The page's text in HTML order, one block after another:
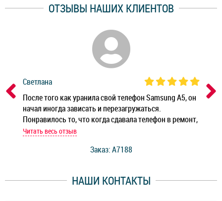
ОТЗЫВЫ НАШИХ КЛИЕНТОВ
Светлана
После того как уранила свой телефон Samsung A5, он
начал иногда зависать и перезагружаться.
Понравилось то, что когда сдавала телефон в ремонт,
мастер при мне сделал быструю диагностику и сказал
работы и оперативность!
Читать весь отзыв
Заказ: A7188
НАШИ КОНТАКТЫ